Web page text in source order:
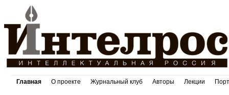
Главная О проекте Журнальный клуб Авторы Лекции